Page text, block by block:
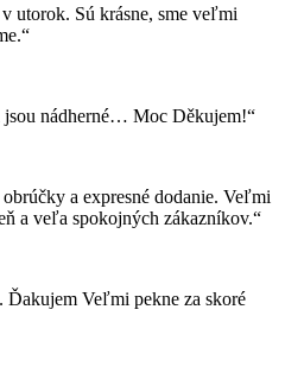
utorok. Sú krásne, sme veľmi
jsou nádherné… Moc Děkujem!“
a expresné dodanie. Veľmi
a veľa spokojných zákazníkov.“
Ďakujem Veľmi pekne za skoré